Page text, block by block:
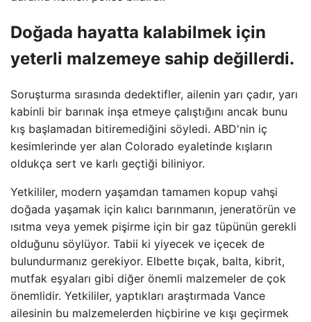
Doğada hayatta kalabilmek için
yeterli malzemeye sahip değillerdi.
Soruşturma sırasında dedektifler, ailenin yarı çadır, yarı
kabinli bir barınak inşa etmeye çalıştığını ancak bunu
kış başlamadan bitiremediğini söyledi. ABD'nin iç
kesimlerinde yer alan Colorado eyaletinde kışların
oldukça sert ve karlı geçtiği biliniyor.
Yetkililer, modern yaşamdan tamamen kopup vahşi
doğada yaşamak için kalıcı barınmanın, jeneratörün ve
ısıtma veya yemek pişirme için bir gaz tüpünün gerekli
olduğunu söylüyor. Tabii ki yiyecek ve içecek de
bulundurmanız gerekiyor. Elbette bıçak, balta, kibrit,
mutfak eşyaları gibi diğer önemli malzemeler de çok
önemlidir. Yetkililer, yaptıkları araştırmada Vance
ailesinin bu malzemelerden hiçbirine ve kışı geçirmek